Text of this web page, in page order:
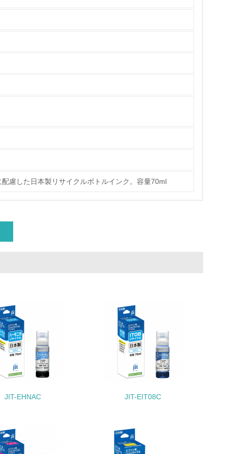
・販売
いる
目標や計画を立てている
慮した日本製リサイクルボトルインク。容量70ml
JIT-EHNAC JIT-EIT08C